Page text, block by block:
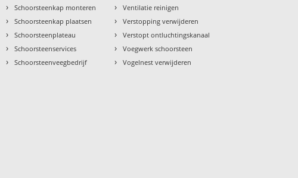
› Schoorsteenkap monteren
› Schoorsteenkap plaatsen
› Schoorsteenplateau
› Schoorsteenservices
› Schoorsteenveegbedrijf
› Ventilatie reinigen
› Verstopping verwijderen
› Verstopt ontluchtingskanaal
› Voegwerk schoorsteen
› Vogelnest verwijderen